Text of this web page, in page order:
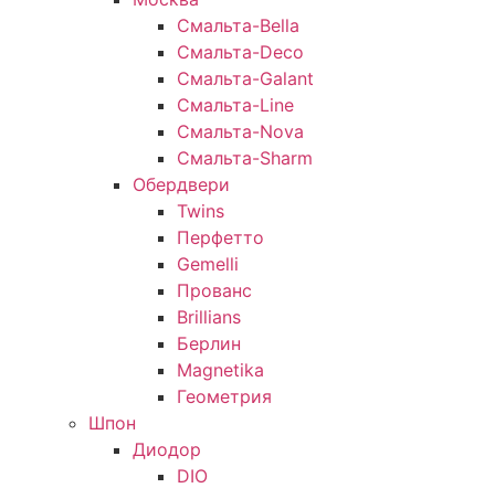
Смальта-Bella
Смальта-Deco
Смальта-Galant
Смальта-Line
Смальта-Nova
Смальта-Sharm
Обердвери
Twins
Перфетто
Gemelli
Прованс
Brillians
Берлин
Magnetika
Геометрия
Шпон
Диодор
DIO